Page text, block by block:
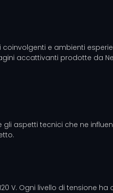
e ambienti
accattivanti prodotte da
aspetti tecnici che ne
V. Ogni livello di tensione